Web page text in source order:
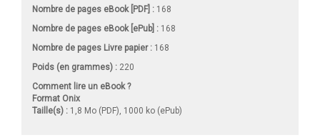
Nombre de pages eBook [PDF] : 168
Nombre de pages eBook [ePub] : 168
Nombre de pages Livre papier: 168
Poids (en grammes) : 220
Comment lire un eBook ?
Format Onix
Taille(s) : 1,8 Mo (PDF), 1000 ko (ePub)